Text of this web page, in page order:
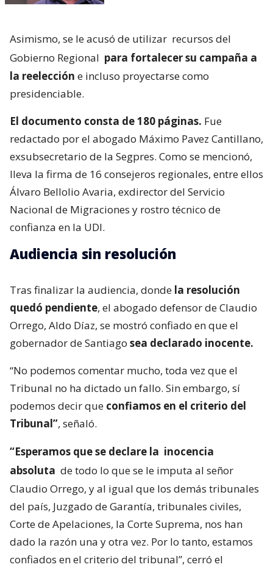
Asimismo, se le acusó de utilizar recursos del
Gobierno Regional para fortalecer su campaña a
la reelección e incluso proyectarse como
presidenciable.
El documento consta de 180 páginas. Fue
redactado por el abogado Máximo Pavez Cantillano,
exsubsecretario de la Segpres. Como se mencionó,
lleva la firma de 16 consejeros regionales, entre ellos
Álvaro Bellolio Avaria, exdirector del Servicio
Nacional de Migraciones y rostro técnico de
confianza en la UDI.
Audiencia sin resolución
Tras finalizar la audiencia, donde la resolución
quedó pendiente, el abogado defensor de Claudio
Orrego, Aldo Díaz, se mostró confiado en que el
gobernador de Santiago sea declarado inocente.
“No podemos comentar mucho, toda vez que el
Tribunal no ha dictado un fallo. Sin embargo, sí
podemos decir que confiamos en el criterio del
Tribunal”, señaló.
“Esperamos que se declare la inocencia
absoluta de todo lo que se le imputa al señor
Claudio Orrego, y al igual que los demás tribunales
del país, Juzgado de Garantía, tribunales civiles,
Corte de Apelaciones, la Corte Suprema, nos han
dado la razón una y otra vez. Por lo tanto, estamos
confiados en el criterio del tribunal”, cerró el